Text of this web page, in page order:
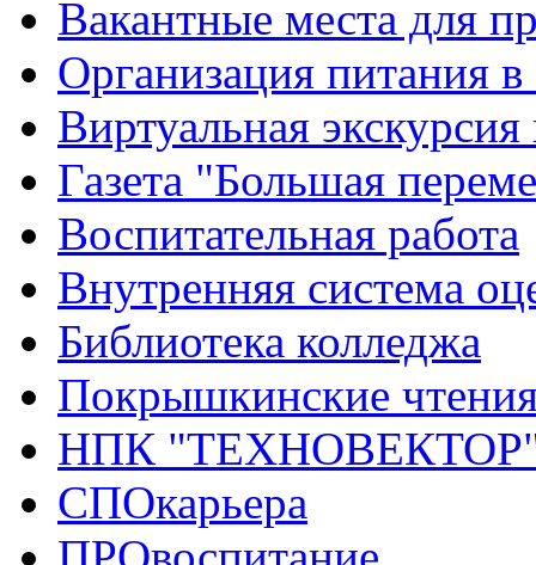
Вакантные места для
Организация питания в
Виртуальная
Газета "Большая
Воспитательная работа
Внутренняя система
Библиотека колледжа
Покрышкинские
НПК
СПОкарьера